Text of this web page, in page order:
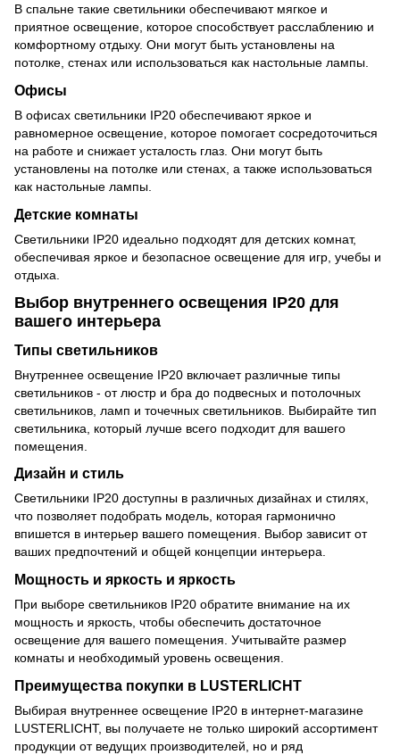
В спальне такие светильники обеспечивают мягкое и
приятное освещение, которое способствует расслаблению и
комфортному отдыху. Они могут быть установлены на
потолке, стенах или использоваться как настольные лампы.
Офисы
В офисах светильники IP20 обеспечивают яркое и
равномерное освещение, которое помогает сосредоточиться
на работе и снижает усталость глаз. Они могут быть
установлены на потолке или стенах, а также использоваться
как настольные лампы.
Детские комнаты
Светильники IP20 идеально подходят для детских комнат,
обеспечивая яркое и безопасное освещение для игр, учебы и
отдыха.
Выбор внутреннего освещения IP20 для
вашего интерьера
Типы светильников
Внутреннее освещение IP20 включает различные типы
светильников - от люстр и бра до подвесных и потолочных
светильников, ламп и точечных светильников. Выбирайте тип
светильника, который лучше всего подходит для вашего
помещения.
Дизайн и стиль
Светильники IP20 доступны в различных дизайнах и стилях,
что позволяет подобрать модель, которая гармонично
впишется в интерьер вашего помещения. Выбор зависит от
ваших предпочтений и общей концепции интерьера.
Мощность и яркость и яркость
При выборе светильников IP20 обратите внимание на их
мощность и яркость, чтобы обеспечить достаточное
освещение для вашего помещения. Учитывайте размер
комнаты и необходимый уровень освещения.
Преимущества покупки в LUSTERLICHT
Выбирая внутреннее освещение IP20 в интернет-магазине
LUSTERLICHT, вы получаете не только широкий ассортимент
продукции от ведущих производителей, но и ряд